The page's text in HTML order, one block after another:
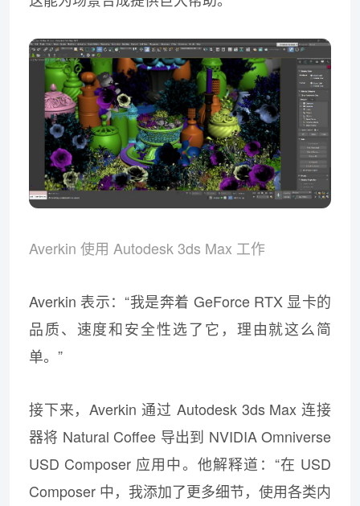
Averkin 使用 Autodesk 3ds Max 工作
Averkin 表示：“我是奔着 GeForce RTX 显卡的
品质、速度和安全性选了它，理由就这么简
单。”
接下来，Averkin 通过 Autodesk 3ds Max 连接
器将 Natural Coffee 导出到 NVIDIA Omniverse
USD Composer 应用中。他解释道：“在 USD
Composer 中，我添加了更多细节，使用各类内